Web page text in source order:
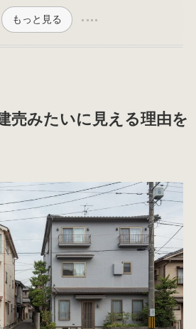
もっと見る
売みたいに見える理由を